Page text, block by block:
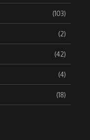
(103)
(2)
(42)
(4)
(18)